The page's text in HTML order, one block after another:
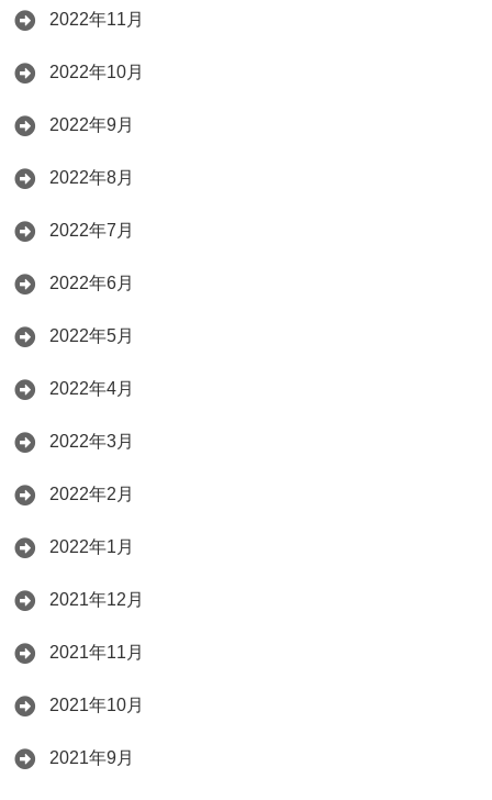
2022年11月
2022年10月
2022年9月
2022年8月
2022年7月
2022年6月
2022年5月
2022年4月
2022年3月
2022年2月
2022年1月
2021年12月
2021年11月
2021年10月
2021年9月